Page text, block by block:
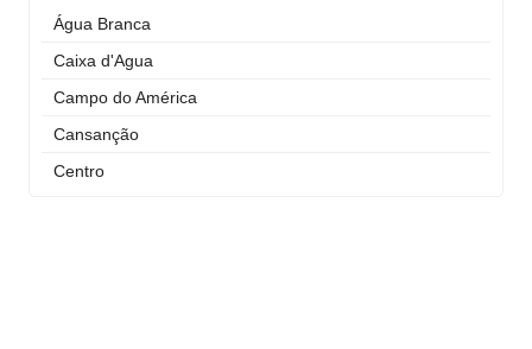
Água Branca
Caixa d'Agua
Campo do América
Cansanção
Centro